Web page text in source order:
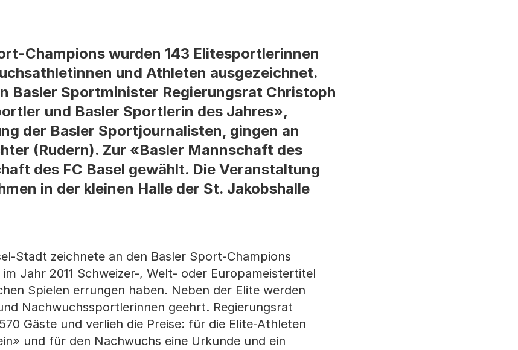
Champions wurden 143 Elitesportlerinnen
und Athleten ausgezeichnet.
Basler Sportminister Regierungsrat Christoph
und Basler Sportlerin des Jahres»,
der Basler Sportjournalisten, gingen an
(Rudern). Zur «Basler Mannschaft des
des FC Basel gewählt. Die Veranstaltung
in der kleinen Halle der St. Jakobshalle
Stadt zeichnete an den Basler Sport-Champions
Jahr 2011 Schweizer-, Welt- oder Europameistertitel
Spielen errungen haben. Neben der Elite werden
Nachwuchssportlerinnen geehrt. Regierungsrat
Gäste und verlieh die Preise: für die Elite-Athleten
und für den Nachwuchs eine Urkunde und ein